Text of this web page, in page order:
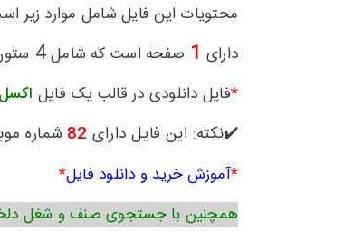
محتویات این فایل شامل موارد زیر
دارای 1 صفحه است که شامل4
*فایل دانلودی در قالب یک فایل اکسل
✔️نکته: این فایل دارای 82 شماره
*آموزش خرید و دانلود فایل*
همچنین با جستجوی صنف و شغل